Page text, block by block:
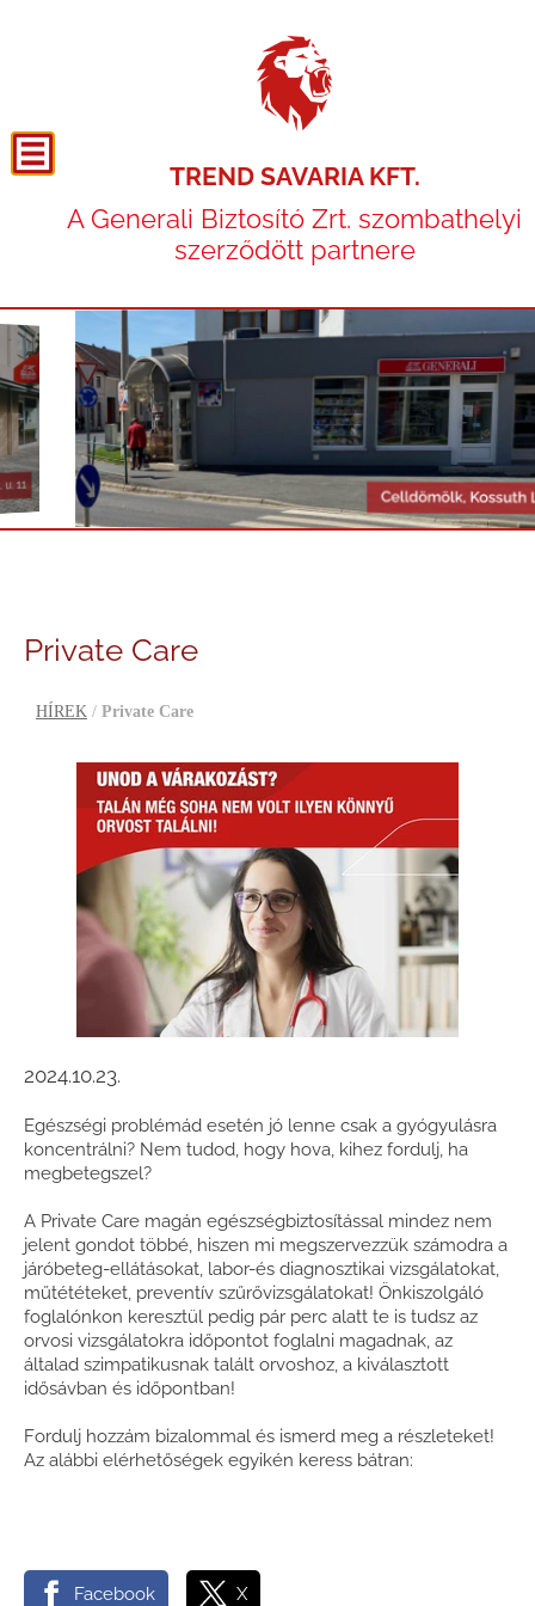
TREND SAVARIA KFT.
A Generali Biztosító Zrt. szombathelyi
szerződött partnere
Private Care
HÍREK / Private Care
2024.10.23.
Egészségi problémád esetén jó lenne csak a gyógyulásra
koncentrálni? Nem tudod, hogy hova, kihez fordulj, ha
megbetegszel?
A Private Care magán egészségbiztosítással mindez nem
jelent gondot többé, hiszen mi megszervezzük számodra a
járóbeteg-ellátásokat, labor-és diagnosztikai vizsgálatokat,
műtététeket, preventív szűrővizsgálatokat! Önkiszolgáló
foglalónkon keresztül pedig pár perc alatt te is tudsz az
orvosi vizsgálatokra időpontot foglalni magadnak, az
általad szimpatikusnak talált orvoshoz, a kiválasztott
idősávban és időpontban!
Fordulj hozzám bizalommal és ismerd meg a részleteket!
Az alábbi elérhetőségek egyikén keress bátran:
Facebook X